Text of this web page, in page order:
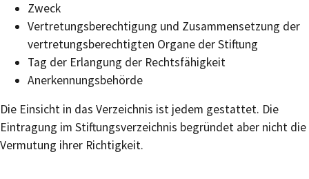
Zweck
Vertretungsberechtigung und Zusammensetzung der
vertretungsberechtigten Organe der Stiftung
Tag der Erlangung der Rechtsfähigkeit
Anerkennungsbehörde
Die Einsicht in das Verzeichnis ist jedem gestattet. Die
Eintragung im Stiftungsverzeichnis begründet aber nicht die
Vermutung ihrer Richtigkeit.